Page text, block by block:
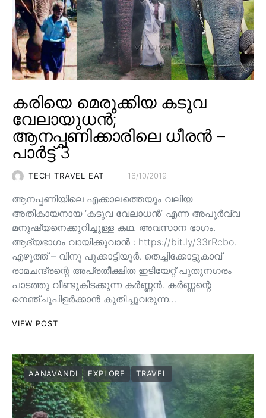
കരിയെ മെരുക്കിയ കടുവ
വേലായുധൻ;
ആനപ്പണിക്കാരിലെ ധീരൻ –
പാർട്ട് 3
TECH TRAVEL EAT 16/10/2019
ആനപ്പണിയിലെ എക്കാലത്തെയും വലിയ
അതികായനായ ‘കടുവ വേലാധൻ’ എന്ന അപൂർവ്വ
മനുഷ്യനെക്കുറിച്ചുള്ള കഥ. അവസാന ഭാഗം.
ആദ്യഭാഗം വായിക്കുവാൻ : https://bit.ly/33rRcbo.
എഴുത്ത് – വിനു പൂക്കാട്ടിയൂർ. തെച്ചിക്കോട്ടുകാവ്
രാമചന്ദ്രന്റെ അപ്രതീക്ഷിത ഇടിയേറ്റ് പുതുനഗരം
പാടത്തു വീണ്ടുകിടക്കുന്ന കർണ്ണൻ. കർണ്ണന്റെ
നെഞ്ചുപിളർക്കാൻ കുതിച്ചുവരുന്ന…
VIEW POST
AANAVANDI EXPLORE TRAVEL